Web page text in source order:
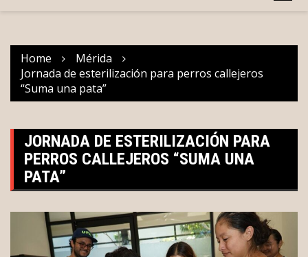
Home
Mérida
Jornada de esterilización para perros callejeros
“Suma una pata”
JORNADA DE ESTERILIZACIÓN PARA
PERROS CALLEJEROS “SUMA UNA
PATA”